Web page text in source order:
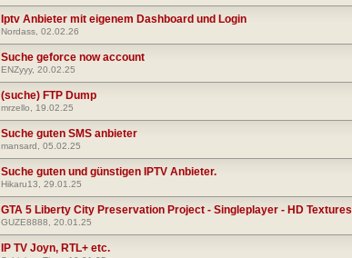
Iptv Anbieter mit eigenem Dashboard und Login
Nordass, 02.02.26
Suche geforce now account
ENZyyy, 20.02.25
(suche) FTP Dump
mrzello, 19.02.25
Suche guten SMS anbieter
mansard , 05.02.25
Suche guten und günstigen IPTV Anbieter.
Hikaru13, 29.01.25
GTA 5 Liberty City Preservation Project - Singleplayer - HD Textures
GUZE8888, 20.01.25
IP TV Joyn, RTL+ etc.